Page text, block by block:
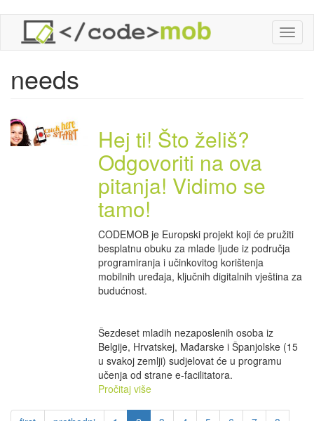
Skoči
glavni
needs
Hej ti! Što želiš?
Odgovoriti na ova
pitanja! Vidimo se
tamo!
CODEMOB je Europski projekt koji će pružiti
besplatnu obuku za mlade ljude iz područja
programiranja i učinkovitog korištenja
mobilnih uređaja, ključnih digitalnih vještina za
budućnost.
Šezdeset mladih nezaposlenih osoba iz
Belgije, Hrvatskej, Mađarske i Španjolske (15
u svakoj zemlji) sudjelovat će u programu
učenja od strane e-facilitatora.
Pročitaj više